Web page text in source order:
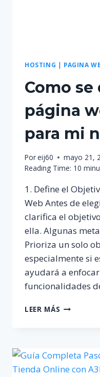
HOSTING | PAGINA
Como
página
para mi
Poreij60
mayo 21,
Reading Time: 10
1. Define el
Web Antes de
clarifica el
ella. Algunas
Prioriza un solo
especialmente si
ayudará a
funcionalidades
LEER MÁS COMO
PÁGINA
WEB